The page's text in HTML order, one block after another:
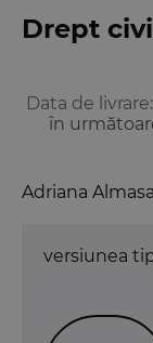
Drept
Adriana
Data de livrare:
în
versiunea